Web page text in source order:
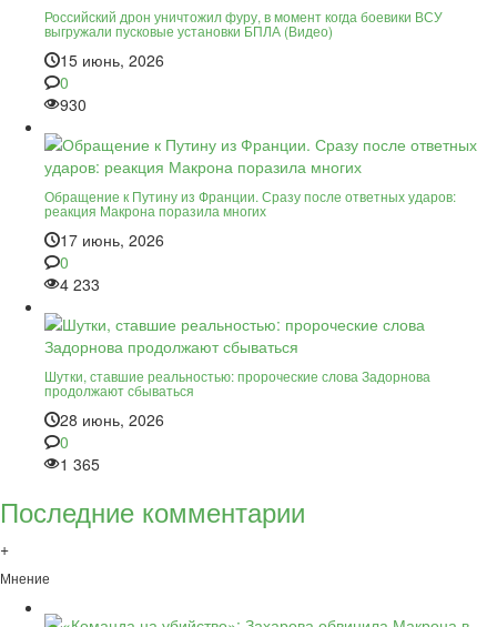
Российский дрон уничтожил фуру, в момент когда боевики ВСУ
выгружали пусковые установки БПЛА (Видео)
15 июнь, 2026
0
930
Обращение к Путину из Франции. Сразу после ответных ударов:
реакция Макрона поразила многих
17 июнь, 2026
0
4 233
Шутки, ставшие реальностью: пророческие слова Задорнова
продолжают сбываться
28 июнь, 2026
0
1 365
Последние комментарии
+
Мнение